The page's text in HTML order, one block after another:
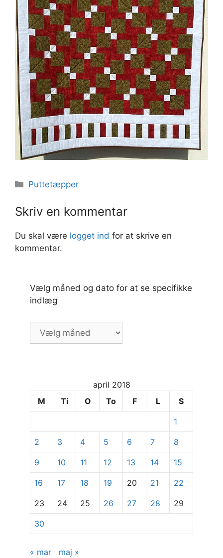
Kategorier
Puttetæpper
Skriv en kommentar
Du skal være logget ind for at skrive en
kommentar.
Vælg måned og dato for at se specifikke
indlæg
Vælg
måned
specifikke
april 2018
M
Ti O To F L S
1
2 3 4 5 6 7 8
9 10 11 12 13 14 15
16 17 18 19 20 21 22
23 24 25 26 27 28 29
30
« mar maj »